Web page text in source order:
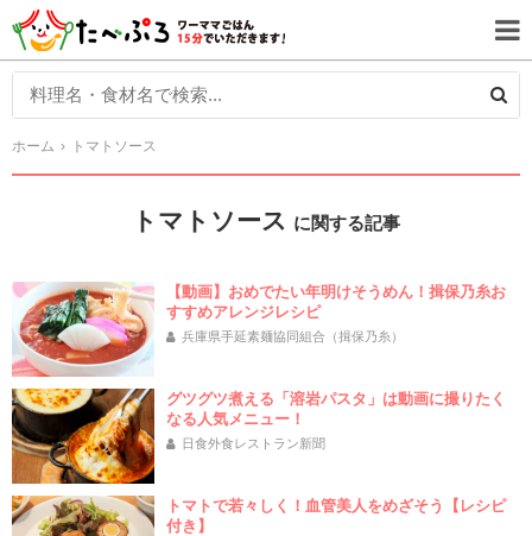
ホーム トマトソース
トマトソース に関する記事
【動画】おめでたい年明けそうめん！揖保乃糸お
すすめアレンジレシピ
兵庫県手延素麺協同組合（揖保乃糸）
グツグツ煮える「溶岩パスタ」は動画に撮りたく
なる人気メニュー！
日食外食レストラン新聞
トマトで若々しく！血管美人をめざそう【レシピ
付き】